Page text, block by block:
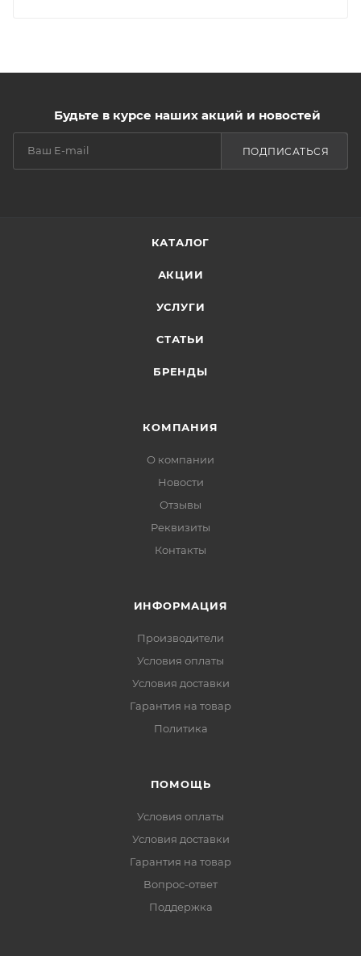
Будьте в курсе наших акций и новостей
ПОДПИСАТЬСЯ
КАТАЛОГ
АКЦИИ
УСЛУГИ
СТАТЬИ
БРЕНДЫ
КОМПАНИЯ
О компании
Новости
Отзывы
Реквизиты
Контакты
ИНФОРМАЦИЯ
Производители
Условия оплаты
Условия доставки
Гарантия на товар
Политика
ПОМОЩЬ
Условия оплаты
Условия доставки
Гарантия на товар
Вопрос-ответ
Поддержка